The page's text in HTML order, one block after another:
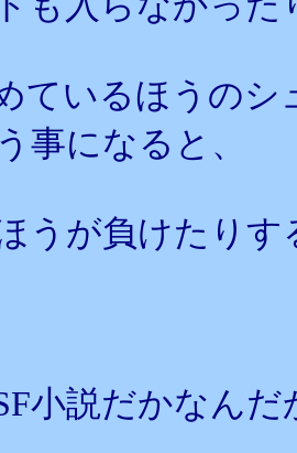
ているほうの
事になると、
うが負けたり
小説だかなん